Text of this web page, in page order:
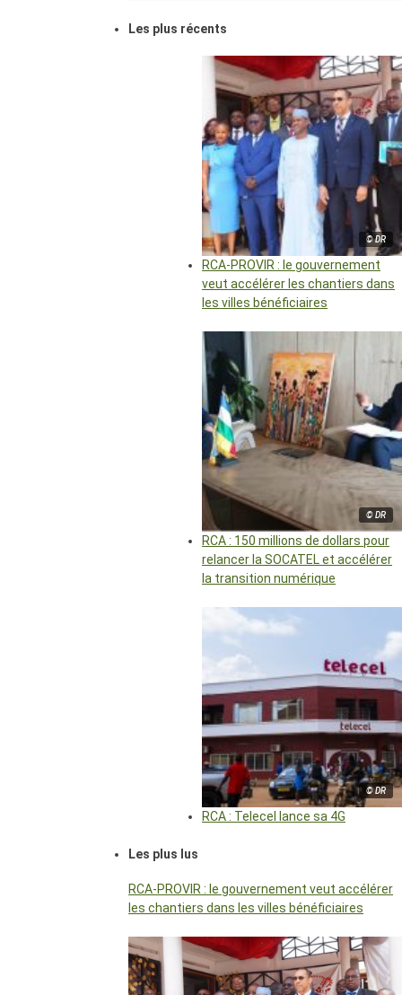
Les plus récents
© DR
RCA-PROVIR : le gouvernement
veut accélérer les chantiers dans
les villes bénéficiaires
© DR
RCA : 150 millions de dollars pour
relancer la SOCATEL et accélérer
la transition numérique
© DR
RCA : Telecel lance sa 4G
Les plus lus
RCA-PROVIR : le gouvernement veut accélérer
les chantiers dans les villes bénéficiaires